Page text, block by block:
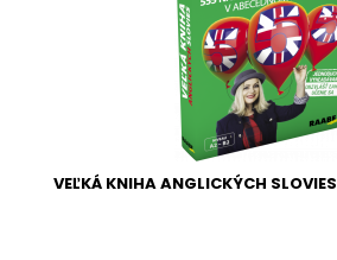
VEĽKÁ KNIHA ANGLICKÝCH SLOVIES